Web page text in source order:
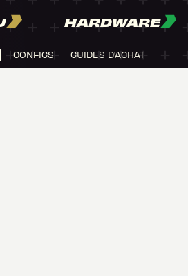
HARDWARE
CONFIGS GUIDES D'ACHAT